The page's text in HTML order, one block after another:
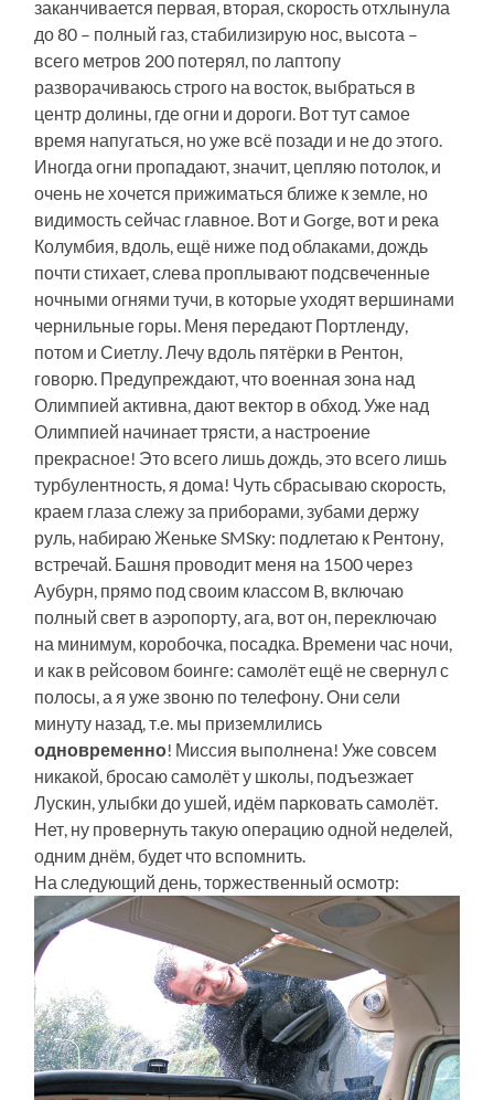
заканчивается первая, вторая, скорость отхлынула
до 80 – полный газ, стабилизирую нос, высота –
всего метров 200 потерял, по лаптопу
разворачиваюсь строго на восток, выбраться в
центр долины, где огни и дороги. Вот тут самое
время напугаться, но уже всё позади и не до этого.
Иногда огни пропадают, значит, цепляю потолок, и
очень не хочется прижиматься ближе к земле, но
видимость сейчас главное. Вот и Gorge, вот и река
Колумбия, вдоль, ещё ниже под облаками, дождь
почти стихает, слева проплывают подсвеченные
ночными огнями тучи, в которые уходят вершинами
чернильные горы. Меня передают Портленду,
потом и Сиетлу. Лечу вдоль пятёрки в Рентон,
говорю. Предупреждают, что военная зона над
Олимпией активна, дают вектор в обход. Уже над
Олимпией начинает трясти, а настроение
прекрасное! Это всего лишь дождь, это всего лишь
турбулентность, я дома! Чуть сбрасываю скорость,
краем глаза слежу за приборами, зубами держу
руль, набираю Женьке SMSку: подлетаю к Рентону,
встречай. Башня проводит меня на 1500 через
Аубурн, прямо под своим классом B, включаю
полный свет в аэропорту, ага, вот он, переключаю
на минимум, коробочка, посадка. Времени час ночи,
и как в рейсовом боинге: самолёт ещё не свернул с
полосы, а я уже звоню по телефону. Они сели
минуту назад, т.е. мы приземлились
одновременно! Миссия выполнена! Уже совсем
никакой, бросаю самолёт у школы, подъезжает
Лускин, улыбки до ушей, идём парковать самолёт.
Нет, ну провернуть такую операцию одной неделей,
одним днём, будет что вспомнить.
На следующий день, торжественный осмотр: